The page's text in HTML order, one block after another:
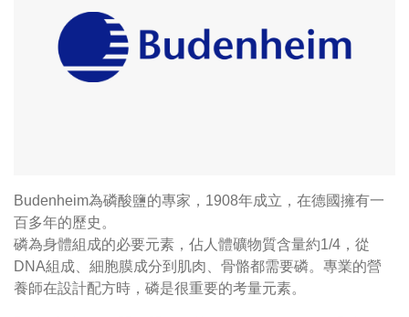
Budenheim為磷酸鹽的專家，1908年成立，在德國擁有一
百多年的歷史。
磷為身體組成的必要元素，佔人體礦物質含量約1/4，從
DNA組成、細胞膜成分到肌肉、骨骼都需要磷。專業的營
養師在設計配方時，磷是很重要的考量元素。